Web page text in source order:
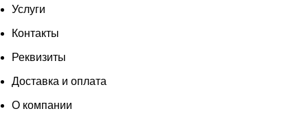
Услуги
Контакты
Реквизиты
Доставка и оплата
О компании